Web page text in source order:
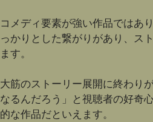
コメディ要素が強い作品ではあ
っかりとした繋がりがあり、ス
ます。
大筋のストーリー展開に終わり
なるんだろう」と視聴者の好奇
的な作品だといえます。